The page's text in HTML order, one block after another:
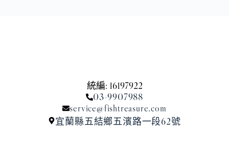
統編: 16197922
03-9907988
service@fishtreasure.com
宜蘭縣五結鄉五濱路一段62號